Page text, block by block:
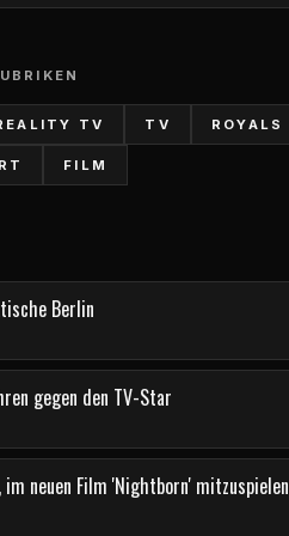
TV TV ROYALS
FILM
Berlin
gegen den TV-Star
neuen Film 'Nightborn' mitzuspielen